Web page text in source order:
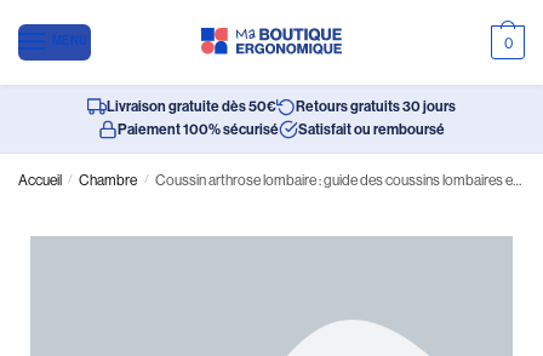
MENU 0
Livraison gratuite dès 50€
Retours gratuits 30 jours
Paiement 100% sécurisé
Satisfait ou remboursé
Accueil / Chambre / Coussin arthrose lombaire : guide des coussins lombaires et coussin orthopédique